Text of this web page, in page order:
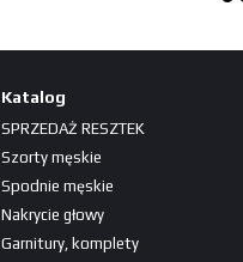
Katalog
SPRZEDAŻ RESZTEK
Szorty męskie
Spodnie męskie
Nakrycie głowy
Garnitury, komplety